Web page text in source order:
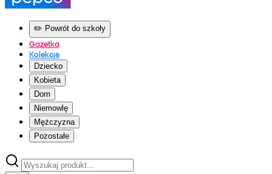
✏️ Powrót do szkoły
Gazetka
Kolekcje
Dziecko
Kobieta
Dom
Niemowlę
Mężczyzna
Pozostałe